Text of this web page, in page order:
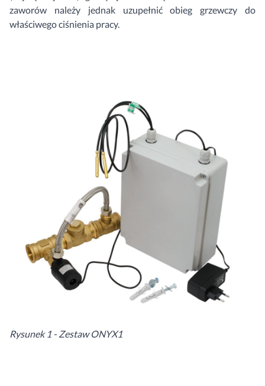
zaworów należy jednak uzupełnić obieg grzewczy do
właściwego ciśnienia pracy.
Rysunek 1 - Zestaw ONYX1